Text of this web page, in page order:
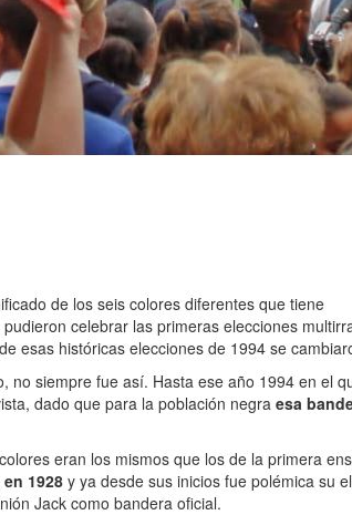
de los seis colores diferentes que tiene
pudieron celebrar las primeras elecciones
esas históricas elecciones de 1994 se
siempre fue así. Hasta ese año 1994 en el
dado que para la población negra esa
eran los mismos que los de la primera
en 1928 y ya desde sus inicios fue polémica su
Jack como bandera oficial.